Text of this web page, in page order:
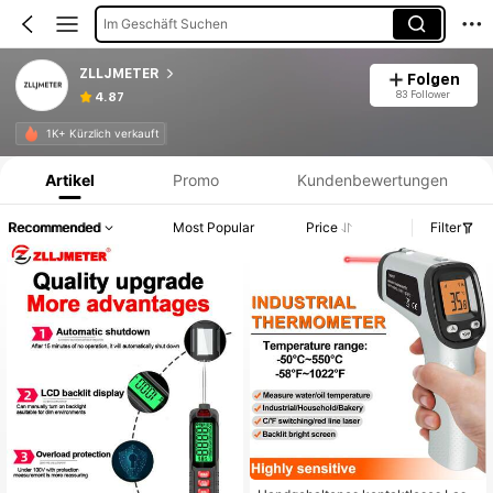
Im Geschäft Suchen
ZLLJMETER
4.87
Folgen
83 Follower
1K+ Kürzlich verkauft
Produktinformation: Preisangabe, Verkaufs- und Lagerbestandsdetails.
Artikel Promo Kundenbewertungen
Recommended Most Popular Price Filter